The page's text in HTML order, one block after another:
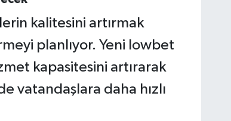
kalitesini artırmak
planlıyor. Yeni lowbet
kapasitesini artırarak
vatandaşlara daha hızlı